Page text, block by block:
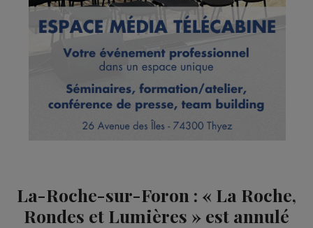
La-Roche-sur-Foron : « La Roche,
Rondes et Lumières » est annulé